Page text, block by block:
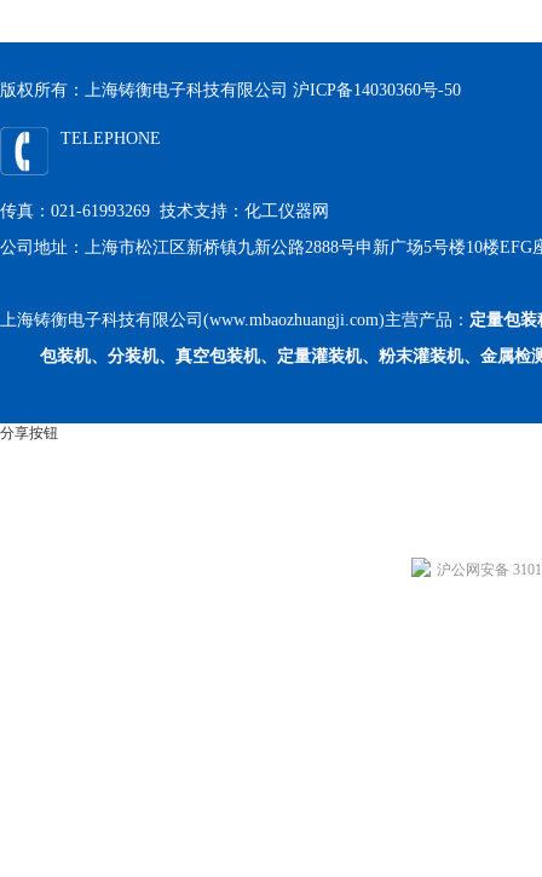
版权所有：上海铸衡电子科技有限公司 沪ICP备14030360号-50
TELEPHONE
传真：021-61993269 技术支持： 化工仪器网
公司地址：上海市松江区新桥镇九新公路2888号申新广场5号楼10楼EFG
上海铸衡电子科技有限公司(www.mbaozhuangji.com)主营产品： 定量包装
包装机、分装机、真空包装机、定量灌装机、粉末灌装机、金属检
分享按钮
沪公网安备